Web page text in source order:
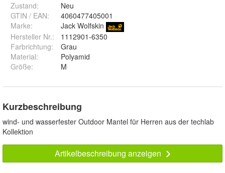
Zustand:
Neu
GTIN / EAN:
4060477405001
Marke:
Jack Wolfskin
Hersteller Nr.:
1112901-6350
Farbrichtung:
Grau
Material:
Polyamid
Größe: M
Kurzbeschreibung
wind- und wasserfester Outdoor Mantel für Herren aus der techlab
Kollektion
Artikelbeschreibung anzeigen